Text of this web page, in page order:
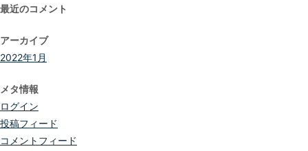
最近のコメント
アーカイブ
2022年1月
メタ情報
ログイン
投稿フィード
コメントフィード